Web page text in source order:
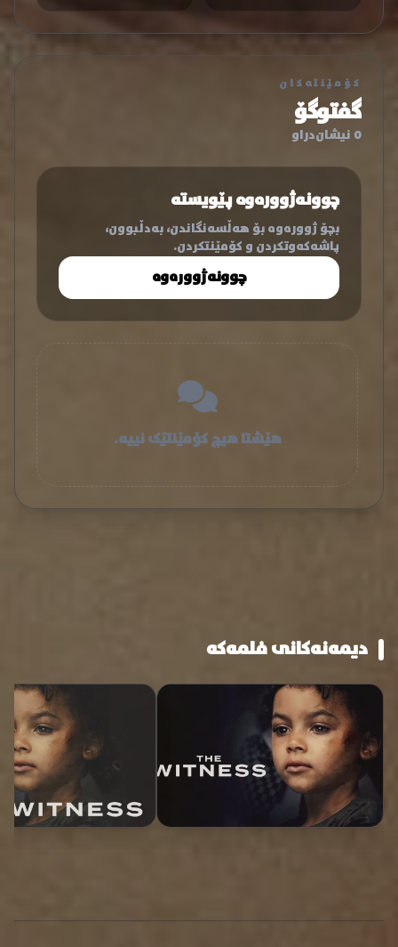
کۆمێنتەکان
گفتوگۆ
0 نیشان‌دراو
چوونەژوورەوە پێویستە
بچۆ ژوورەوە بۆ هەڵسەنگاندن، بەدڵبوون،
پاشەکەوتکردن و کۆمێنتکردن.
چوونەژوورەوە
هێشتا هیچ کۆمێنتێک نییە.
دیمەنەکانی فلمەکە